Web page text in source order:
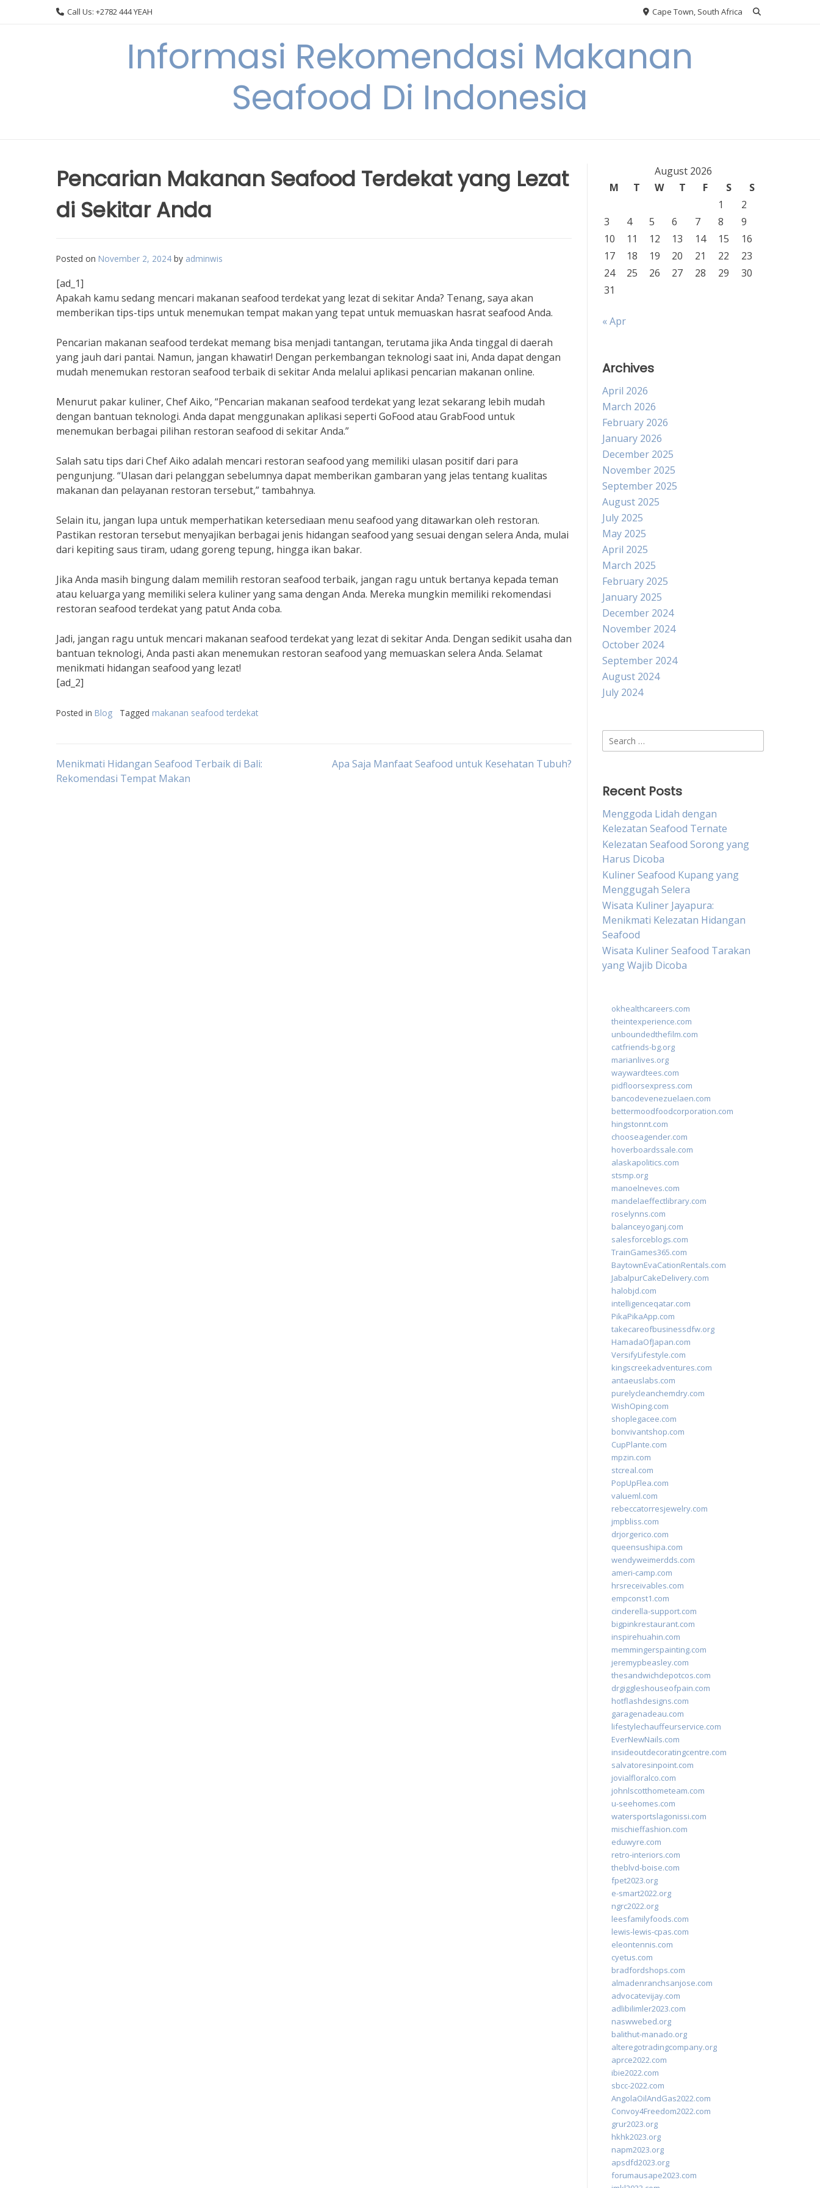
Call Us: +2782 444 YEAH Cape Town, South Africa
Informasi Rekomendasi Makanan
Seafood Di Indonesia
Pencarian Makanan Seafood Terdekat yang Lezat
di Sekitar Anda
Posted on November 2, 2024 by adminwis
[ad_1]
Apakah kamu sedang mencari makanan seafood terdekat yang lezat di sekitar Anda? Tenang, saya akan
memberikan tips-tips untuk menemukan tempat makan yang tepat untuk memuaskan hasrat seafood Anda.
Pencarian makanan seafood terdekat memang bisa menjadi tantangan, terutama jika Anda tinggal di daerah
yang jauh dari pantai. Namun, jangan khawatir! Dengan perkembangan teknologi saat ini, Anda dapat dengan
mudah menemukan restoran seafood terbaik di sekitar Anda melalui aplikasi pencarian makanan online.
Menurut pakar kuliner, Chef Aiko, “Pencarian makanan seafood terdekat yang lezat sekarang lebih mudah
dengan bantuan teknologi. Anda dapat menggunakan aplikasi seperti GoFood atau GrabFood untuk
menemukan berbagai pilihan restoran seafood di sekitar Anda.”
Salah satu tips dari Chef Aiko adalah mencari restoran seafood yang memiliki ulasan positif dari para
pengunjung. “Ulasan dari pelanggan sebelumnya dapat memberikan gambaran yang jelas tentang kualitas
makanan dan pelayanan restoran tersebut,” tambahnya.
Selain itu, jangan lupa untuk memperhatikan ketersediaan menu seafood yang ditawarkan oleh restoran.
Pastikan restoran tersebut menyajikan berbagai jenis hidangan seafood yang sesuai dengan selera Anda, mulai
dari kepiting saus tiram, udang goreng tepung, hingga ikan bakar.
Jika Anda masih bingung dalam memilih restoran seafood terbaik, jangan ragu untuk bertanya kepada teman
atau keluarga yang memiliki selera kuliner yang sama dengan Anda. Mereka mungkin memiliki rekomendasi
restoran seafood terdekat yang patut Anda coba.
Jadi, jangan ragu untuk mencari makanan seafood terdekat yang lezat di sekitar Anda. Dengan sedikit usaha dan
bantuan teknologi, Anda pasti akan menemukan restoran seafood yang memuaskan selera Anda. Selamat
menikmati hidangan seafood yang lezat!
[ad_2]
Posted in Blog Tagged makanan seafood terdekat
Post
Menikmati Hidangan Seafood Terbaik di Bali:
Rekomendasi Tempat Makan
Apa Saja Manfaat Seafood untuk Kesehatan Tubuh?
August 2026
M
T W T F S
S
1
2
3
4 5 6 7 8
9
10
11 12 13 14 15
16
17
18 19 20 21 22
23
24
25 26 27 28 29
30
31
« Apr
Archives
April 2026
March 2026
February 2026
January 2026
December 2025
November 2025
September 2025
August 2025
July 2025
May 2025
April 2025
March 2025
February 2025
January 2025
December 2024
November 2024
October 2024
September 2024
August 2024
July 2024
Search
for:
Recent Posts
Menggoda Lidah dengan
Kelezatan Seafood Ternate
Kelezatan Seafood Sorong yang
Harus Dicoba
Kuliner Seafood Kupang yang
Menggugah Selera
Wisata Kuliner Jayapura:
Menikmati Kelezatan Hidangan
Seafood
Wisata Kuliner Seafood Tarakan
yang Wajib Dicoba
okhealthcareers.com
theintexperience.com
unboundedthefilm.com
catfriends-bg.org
marianlives.org
waywardtees.com
pidfloorsexpress.com
bancodevenezuelaen.com
bettermoodfoodcorporation.com
hingstonnt.com
chooseagender.com
hoverboardssale.com
alaskapolitics.com
stsmp.org
manoelneves.com
mandelaeffectlibrary.com
roselynns.com
balanceyoganj.com
salesforceblogs.com
TrainGames365.com
BaytownEvaCationRentals.com
JabalpurCakeDelivery.com
halobjd.com
intelligenceqatar.com
PikaPikaApp.com
takecareofbusinessdfw.org
HamadaOfJapan.com
VersifyLifestyle.com
kingscreekadventures.com
antaeuslabs.com
purelycleanchemdry.com
WishOping.com
shoplegacee.com
bonvivantshop.com
CupPlante.com
mpzin.com
stcreal.com
PopUpFlea.com
valueml.com
rebeccatorresjewelry.com
jmpbliss.com
drjorgerico.com
queensushipa.com
wendyweimerdds.com
ameri-camp.com
hrsreceivables.com
empconst1.com
cinderella-support.com
bigpinkrestaurant.com
inspirehuahin.com
memmingerspainting.com
jeremypbeasley.com
thesandwichdepotcos.com
drgiggleshouseofpain.com
hotflashdesigns.com
garagenadeau.com
lifestylechauffeurservice.com
EverNewNails.com
insideoutdecoratingcentre.com
salvatoresinpoint.com
jovialfloralco.com
johnlscotthometeam.com
u-seehomes.com
watersportslagonissi.com
mischieffashion.com
eduwyre.com
retro-interiors.com
theblvd-boise.com
fpet2023.org
e-smart2022.org
ngrc2022.org
leesfamilyfoods.com
lewis-lewis-cpas.com
eleontennis.com
cyetus.com
bradfordshops.com
almadenranchsanjose.com
advocatevijay.com
adlibilimler2023.com
naswwebed.org
balithut-manado.org
alteregotradingcompany.org
aprce2022.com
ibie2022.com
sbcc-2022.com
AngolaOilAndGas2022.com
Convoy4Freedom2022.com
grur2023.org
hkhk2023.org
napm2023.org
apsdfd2023.org
forumausape2023.com